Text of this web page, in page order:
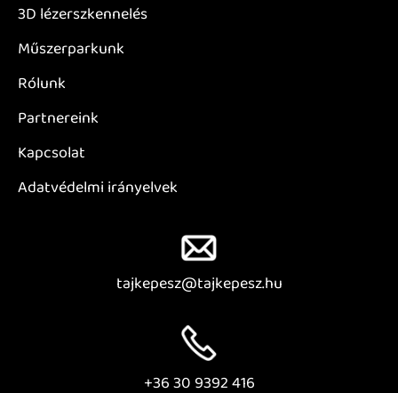
3D lézerszkennelés
Műszerparkunk
Rólunk
Partnereink
Kapcsolat
Adatvédelmi irányelvek
tajkepesz@tajkepesz.hu
+36 30 9392 416